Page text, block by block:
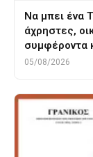
Να μπει ένα
άχρηστες,
συμφέροντα
05/08/2026